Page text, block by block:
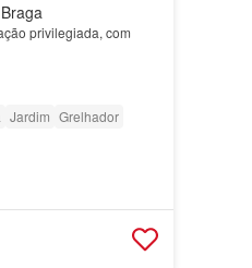
privilegiada, com
Jardim Grelhador